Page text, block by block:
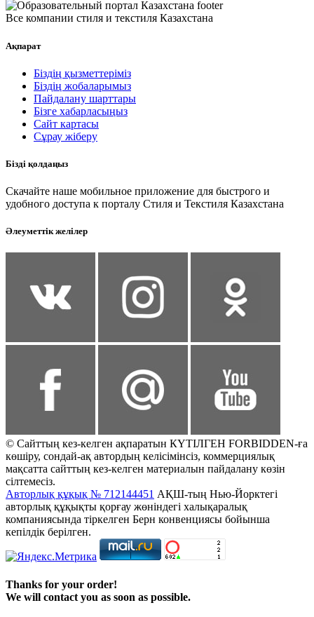
Все компании стиля и текстиля Казахстана
Ақпарат
Біздің қызметтеріміз
Біздің жобаларымыз
Пайдалану шарттары
Бізге хабарласыңыз
Сайт картасы
Сұрау жіберу
Бізді қолдаңыз
Скачайте наше мобильное приложение для быстрого и
удобного доступа к порталу Стиля и Текстиля Казахстана
Әлеуметтік желілер
© Сайттың кез-келген ақпаратын КҮТІЛГЕН FORBIDDEN-ға
көшіру, сондай-ақ автордың келісімінсіз, коммерциялық
мақсатта сайттың кез-келген материалын пайдалану көзін
сілтемесіз.
Авторлық құқық № 712144451 АҚШ-тың Нью-Йорктегі
авторлық құқықты қорғау жөніндегі халықаралық
компаниясында тіркелген Берн конвенциясы бойынша
кепілдік берілген.
Thanks for your order!
We will contact you as soon as possible.